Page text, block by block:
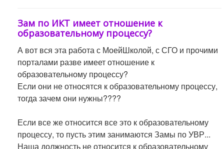
Зам по ИКТ имеет отношение к
образовательному процессу?
А вот вся эта работа с МоейШколой, с СГО и прочими
порталами разве имеет отношение к
образовательному процессу?
Если они не относятся к образовательному процессу,
тогда зачем они нужны????
Если все же относится все это к образовательному
процессу, то пусть этим занимаются Замы по УВР...
Наша должность не относится к образовательному